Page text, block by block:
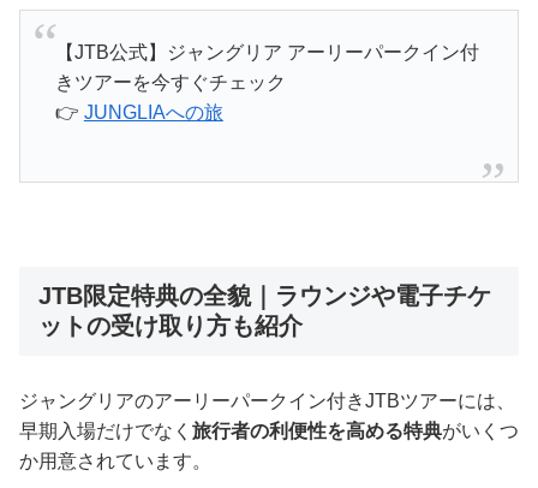
【JTB公式】ジャングリア アーリーパークイン付
きツアーを今すぐチェック
👉 JUNGLIAへの旅
JTB限定特典の全貌｜ラウンジや電子チケ
ットの受け取り方も紹介
ジャングリアのアーリーパークイン付きJTBツアーには、
早期入場だけでなく 旅行者の利便性を高める特典がいくつ
か用意されています。